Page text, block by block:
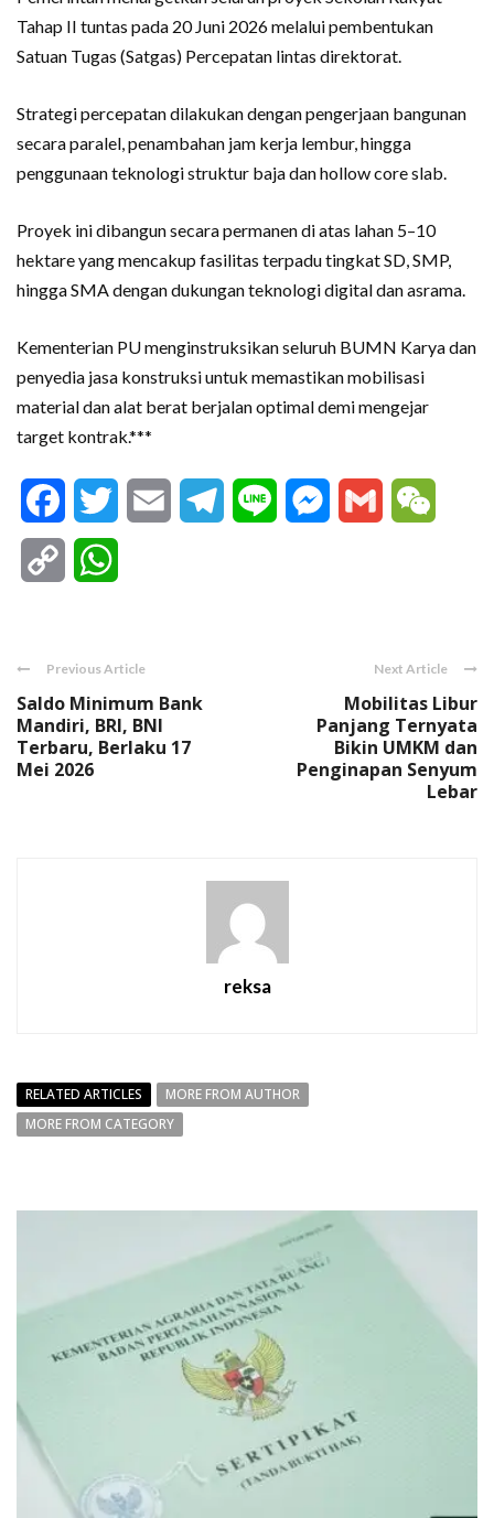
Tahap II tuntas pada 20 Juni 2026 melalui pembentukan
Satuan Tugas (Satgas) Percepatan lintas direktorat.
Strategi percepatan dilakukan dengan pengerjaan bangunan
secara paralel, penambahan jam kerja lembur, hingga
penggunaan teknologi struktur baja dan hollow core slab.
Proyek ini dibangun secara permanen di atas lahan 5–10
hektare yang mencakup fasilitas terpadu tingkat SD, SMP,
hingga SMA dengan dukungan teknologi digital dan asrama.
Kementerian PU menginstruksikan seluruh BUMN Karya dan
penyedia jasa konstruksi untuk memastikan mobilisasi
material dan alat berat berjalan optimal demi mengejar
target kontrak.***
FacebookTwitter Email Telegram
Line Messenger
Gmail
Copy
Previous Article
Saldo Minimum Bank
Mandiri, BRI, BNI
Terbaru, Berlaku 17
Mei 2026
Next Article
Mobilitas Libur
Panjang Ternyata
Bikin UMKM dan
Penginapan Senyum
Lebar
reksa
RELATED ARTICLES
MORE FROM AUTHOR
MORE FROM CATEGORY